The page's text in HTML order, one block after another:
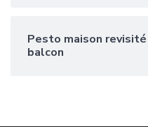
Pesto maison
balcon